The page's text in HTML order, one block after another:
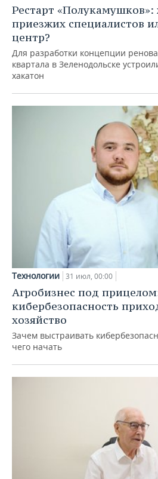
Рестарт «Полукамушков»:
приезжих специалистов
центр?
Для разработки концепции
квартала в Зеленодольске
хакатон
Технологии 31 июл, 00:00
Агробизнес под
кибербезопасность
хозяйство
Зачем выстраивать
чего начать